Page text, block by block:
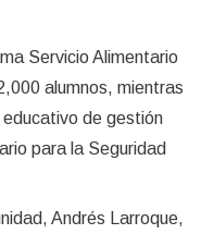
Servicio Alimentario
alumnos, mientras
de gestión
para la Seguridad
Andrés Larroque,